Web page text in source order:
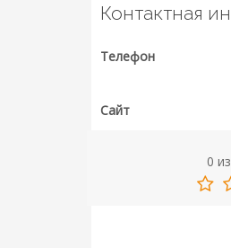
Контактная
Телефон
Сайт
0 из